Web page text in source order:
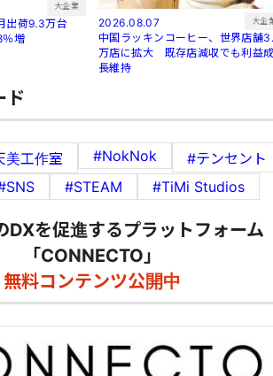
大企業
出荷9.3万台
％増
2026.08.07 大企
中国ラッキンコーヒー、世界店舗
万店に拡大 既存店減収でも利益
長維持
ド
美工作室 #NokNok
#テンセント
#STEAM #TiMi Studios
DXを促進するプラットフォーム
「CONNECTO」
無料コンテンツ公開中